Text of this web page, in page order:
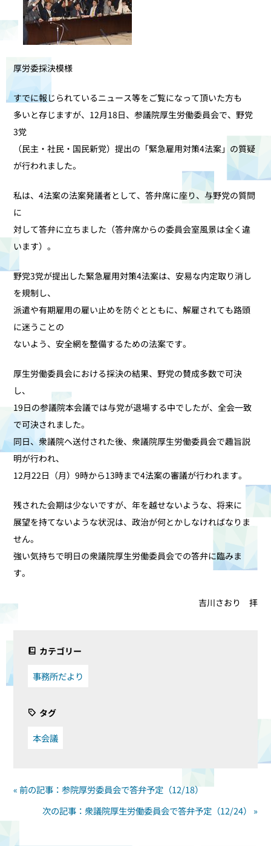
厚労委採決模様
すでに報じられているニュース等をご覧になって頂いた方も
多いと存じますが、12月18日、参議院厚生労働委員会で、野党
3党
（民主・社民・国民新党）提出の「緊急雇用対策4法案」の質疑
が行われました。
私は、4法案の法案発議者として、答弁席に座り、与野党の質問
に
対して答弁に立ちました（答弁席からの委員会室風景は全く違
います）。
野党3党が提出した緊急雇用対策4法案は、安易な内定取り消し
を規制し、
派遣や有期雇用の雇い止めを防ぐとともに、解雇されても路頭
に迷うことの
ないよう、安全網を整備するための法案です。
厚生労働委員会における採決の結果、野党の賛成多数で可決
し、
19日の参議院本会議では与党が退場する中でしたが、全会一致
で可決されました。
同日、衆議院へ送付された後、衆議院厚生労働委員会で趣旨説
明が行われ、
12月22日（月）9時から13時まで4法案の審議が行われます。
残された会期は少ないですが、年を越せないような、将来に
展望を持てないような状況は、政治が何とかしなければなりま
せん。
強い気持ちで明日の衆議院厚生労働委員会での答弁に臨みま
す。
吉川さおり 拝
カテゴリー
事務所だより
タグ
本会議
« 前の記事：参院厚労委員会で答弁予定（12/18）
次の記事：衆議院厚生労働委員会で答弁予定（12/24） »